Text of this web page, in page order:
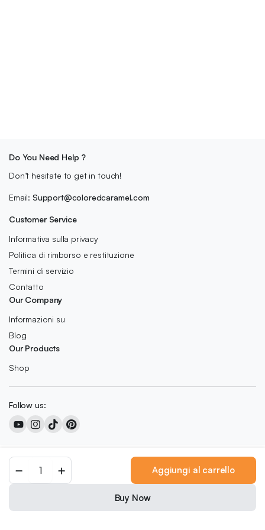
Aggiungi al carrello
Buy Now
Do You Need Help ?
Don’t hesitate to get in touch!
Email: Support@coloredcaramel.com
Customer Service
Informativa sulla privacy
Politica di rimborso e restituzione
Termini di servizio
Contatto
Our Company
Informazioni su
Blog
Our Products
Shop
Follow us:
Copyright 2026 © Colored Caramel
We accept:
0